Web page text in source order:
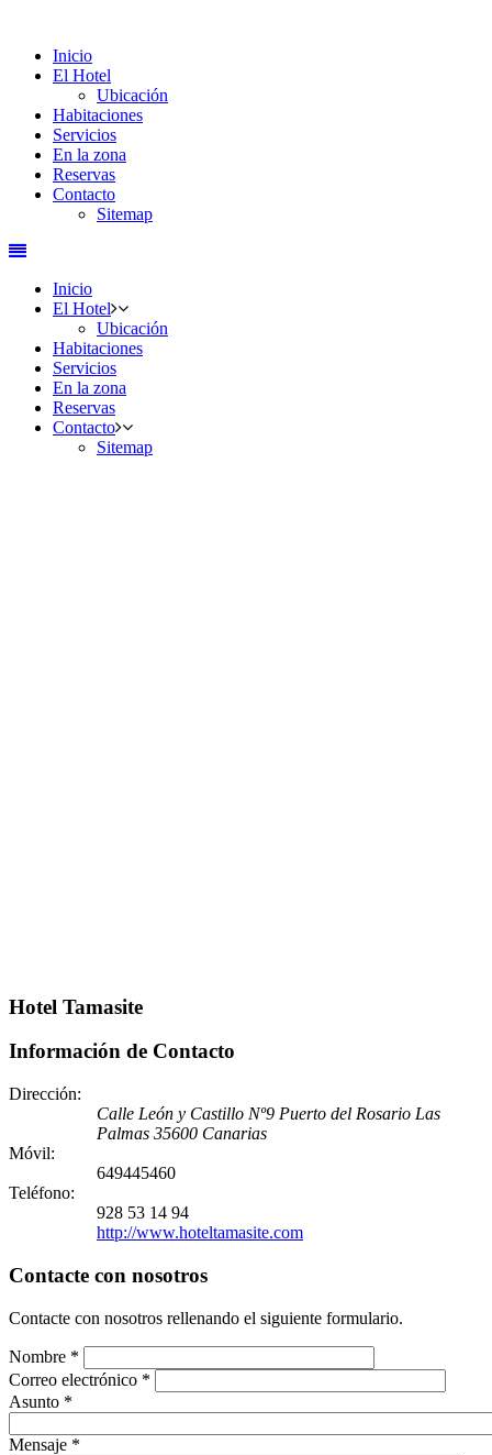
Inicio
El Hotel
Ubicación
Habitaciones
Servicios
En la zona
Reservas
Contacto
Sitemap
Inicio
El Hotel
Ubicación
Habitaciones
Servicios
En la zona
Reservas
Contacto
Sitemap
Hotel Tamasite
Información de Contacto
Dirección:
Calle León y Castillo Nº9 Puerto del Rosario Las
Palmas 35600 Canarias
Móvil:
649445460
Teléfono:
928 53 14 94
http://www.hoteltamasite.com
Contacte con nosotros
Contacte con nosotros rellenando el siguiente formulario.
Nombre *
Correo electrónico *
Asunto *
Mensaje *